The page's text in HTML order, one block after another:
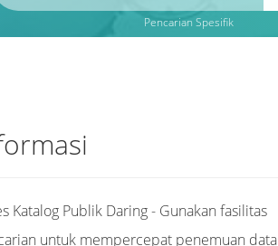
Pencarian Spesifik
Katalog Publik Daring - Gunakan fasilitas
untuk mempercepat penemuan data